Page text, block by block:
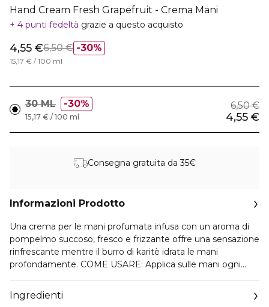
Hand Cream Fresh Grapefruit - Crema Mani
4 punti fedeltà grazie a questo acquisto
30%
4,55 €6,50 €
15,17 € / 100 ml
30 ML 30% 6,50 €
4,55 €
15,17 € / 100 ml
Consegna gratuita da 35€
Informazioni Prodotto
Una crema per le mani profumata infusa con un aroma di
pompelmo succoso, fresco e frizzante offre una sensazione
rinfrescante mentre il burro di karitè idrata le mani
profondamente. COME USARE: Applica sulle mani ogni
Ingredienti